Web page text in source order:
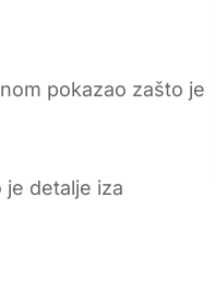
pokazao zašto je
detalje iza